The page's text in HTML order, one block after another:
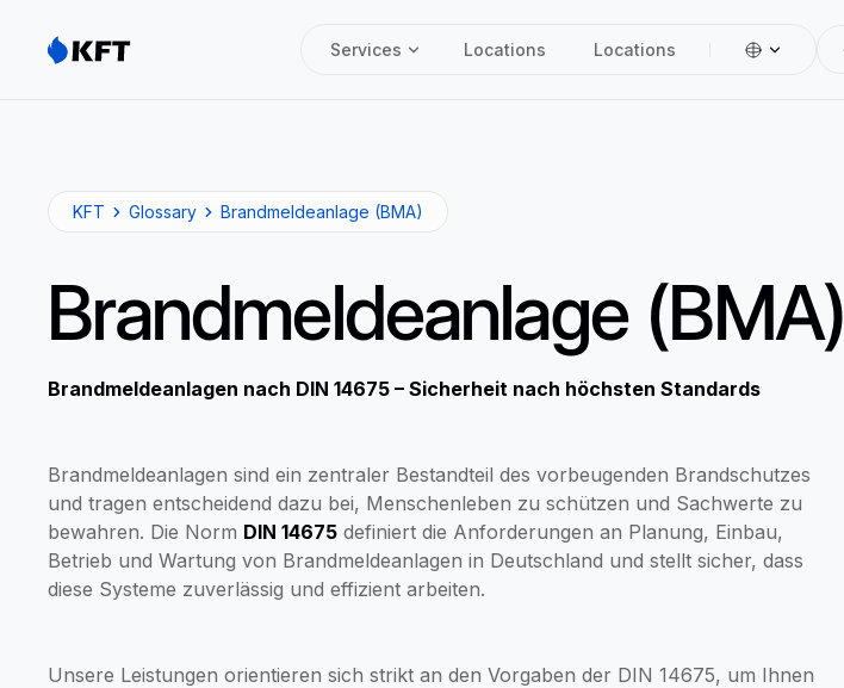
Services Locations Locations
KFT Glossary Brandmeldeanlage (BMA)
Brandmeldeanlage (BMA)
Brandmeldeanlagen nach DIN 14675 – Sicherheit nach höchsten Standards
Brandmeldeanlagen sind ein zentraler Bestandteil des vorbeugenden Brandschutzes
und tragen entscheidend dazu bei, Menschenleben zu schützen und Sachwerte zu
bewahren. Die Norm DIN 14675 definiert die Anforderungen an Planung, Einbau,
Betrieb und Wartung von Brandmeldeanlagen in Deutschland und stellt sicher, dass
diese Systeme zuverlässig und effizient arbeiten.
Unsere Leistungen orientieren sich strikt an den Vorgaben der DIN 14675, um Ihnen